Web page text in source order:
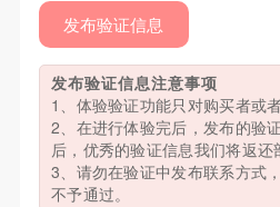
发布验证信息
发布验证信息注意事项
1、体验验证功能只对购买者或
2、在进行体验完后，发布的验
后，优秀的验证信息我们将返还
3、请勿在验证中发布联系方式
不予通过。